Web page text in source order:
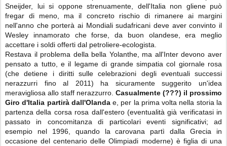
Sneijder, lui si oppone strenuamente, dell'Italia non gliene può
fregar di meno, ma il concreto rischio di rimanere ai margini
nell'anno che porterà ai Mondiali sudafricani deve aver convinto il
Wesley innamorato che forse, da buon olandese, era meglio
accettare i soldi offerti dal petroliere-ecologista.
Restava il problema della bella Yolanthe, ma all'Inter devono aver
pensato a tutto, e il legame di grande simpatia col giornale rosa
(che detiene i diritti sulle celebrazioni degli eventuali successi
nerazzurri fino al 2011) ha sicuramente suggerito un'idea
meravigliosa allo staff nerazzurro. Casualmente (???) il prossimo
Giro d'Italia partirà dall'Olandae, per la prima volta nella storia la
partenza della corsa rosa dall'estero (eventualità già verificatasi in
passato in concomitanza di particolari eventi significativi; ad
esempio nel 1996, quando la carovana partì dalla Grecia in
occasione del centenario delle Olimpiadi moderne) è figlia di una